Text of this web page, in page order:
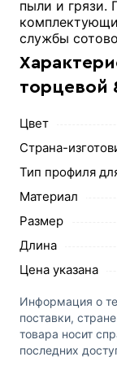
пыли и грязи.
службы
торцевой
Цвет
Страна-
Тип профиля
Материал
Размер
Длина
Цена указана
Информация о
поставки,
товара носит
последних